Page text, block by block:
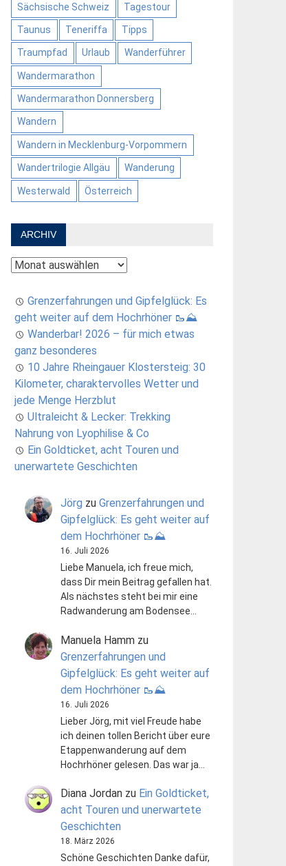
Sächsische Schweiz Tagestour
Taunus Teneriffa Tipps
Traumpfad Urlaub Wanderführer
Wandermarathon
Wandermarathon Donnersberg
Wandern
Wandern in Mecklenburg-Vorpommern
Wandertrilogie Allgäu Wanderung
Westerwald Österreich
ARCHIV
Archiv
Grenzerfahrungen und Gipfelglück: Es
geht weiter auf dem Hochrhöner 🥾⛰️
Wanderbar! 2026 – für mich etwas
ganz besonderes
10 Jahre Rheingauer Klostersteig: 30
Kilometer, charaktervolles Wetter und
jede Menge Herzblut
Ultraleicht & Lecker: Trekking
Nahrung von Lyophilise & Co
Ein Goldticket, acht Touren und
unerwartete Geschichten
Jörg zu Grenzerfahrungen und
Gipfelglück: Es geht weiter auf
dem Hochrhöner 🥾⛰️
16. Juli 2026
Liebe Manuela, ich freue mich,
dass Dir mein Beitrag gefallen hat.
Als nächstes steht bei mir eine
Radwanderung am Bodensee…
Manuela Hammzu
Grenzerfahrungen und
Gipfelglück: Es geht weiter auf
dem Hochrhöner 🥾⛰️
16. Juli 2026
Lieber Jörg, mit viel Freude habe
ich deinen tollen Bericht über eure
Etappenwanderung auf dem
Hochrhöner gelesen. Das war ja…
Diana Jordanzu Ein Goldticket,
acht Touren und unerwartete
Geschichten
18. März 2026
Schöne Geschichten Danke dafür,